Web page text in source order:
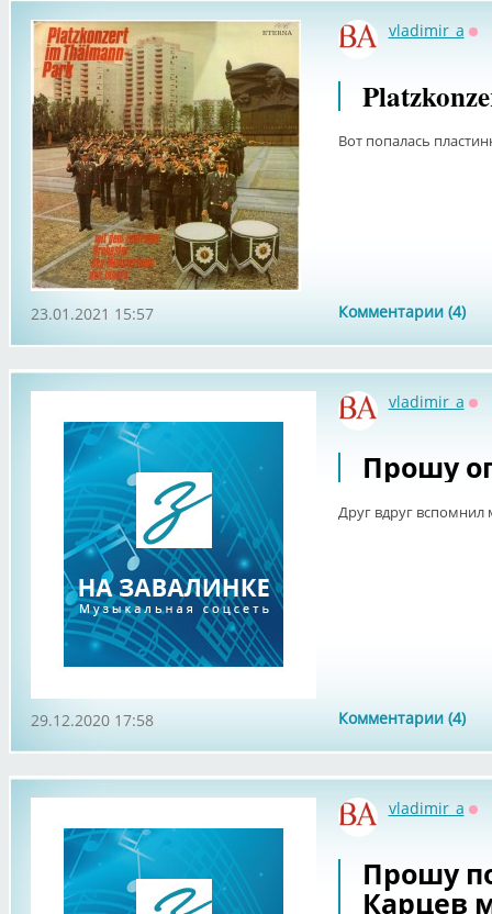
vladimir_a
Вот попалась
Комментарии (4)
23.01.2021 15:57
vladimir_a
Прошу
Друг вдруг вспомнил
Комментарии (4)
29.12.2020 17:58
vladimir_a
Прошу
Карцев